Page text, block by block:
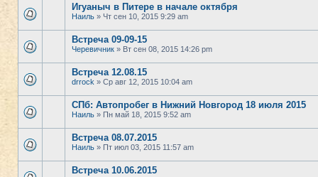
Игуаныч в Питере в начале октября
Наиль » Чт сен 10, 2015 9:29 am
Встреча 09-09-15
Черевичник » Вт сен 08, 2015 14:26 pm
Встреча 12.08.15
drrock » Ср авг 12, 2015 10:04 am
СПб: Автопробег в Нижний Новгород 18 июля 2015
Наиль » Пн май 18, 2015 9:52 am
Встреча 08.07.2015
Наиль » Пт июл 03, 2015 11:57 am
Встреча 10.06.2015